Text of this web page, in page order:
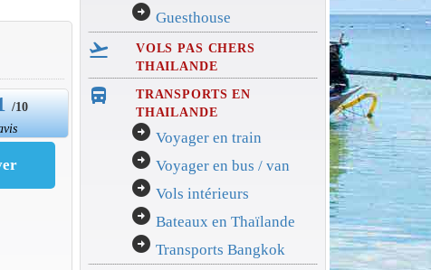
/10
arrow_circle_right Guesthouse
flight_takeoff
VOLS PAS CHERS
THAILANDE
directions_bus_filled
TRANSPORTS EN
THAILANDE
arrow_circle_right Voyager en train
arrow_circle_right Voyager en bus / van
arrow_circle_right Vols intérieurs
arrow_circle_right Bateaux en Thaïlande
arrow_circle_right Transports Bangkok